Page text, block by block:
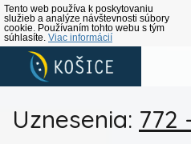
Tento web používa k poskytovaniu
služieb a analýze návštevnosti súbory
cookie. Používaním tohto webu s tým
súhlasíte. Viac informácií
Uznesenia: 772